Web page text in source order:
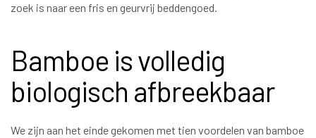
zoek is naar een fris en geurvrij beddengoed.
Bamboe is volledig
biologisch afbreekbaar
We zijn aan het einde gekomen met tien voordelen van bamboe